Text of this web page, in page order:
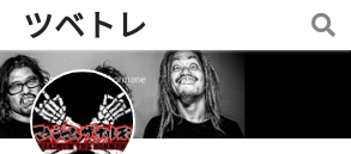
ツベトレ